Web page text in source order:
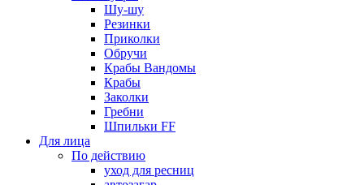
Шу-шу
Резинки
Приколки
Обручи
Крабы Вандомы
Крабы
Заколки
Гребни
Шпильки FF
Для лица
По действию
уход для ресниц